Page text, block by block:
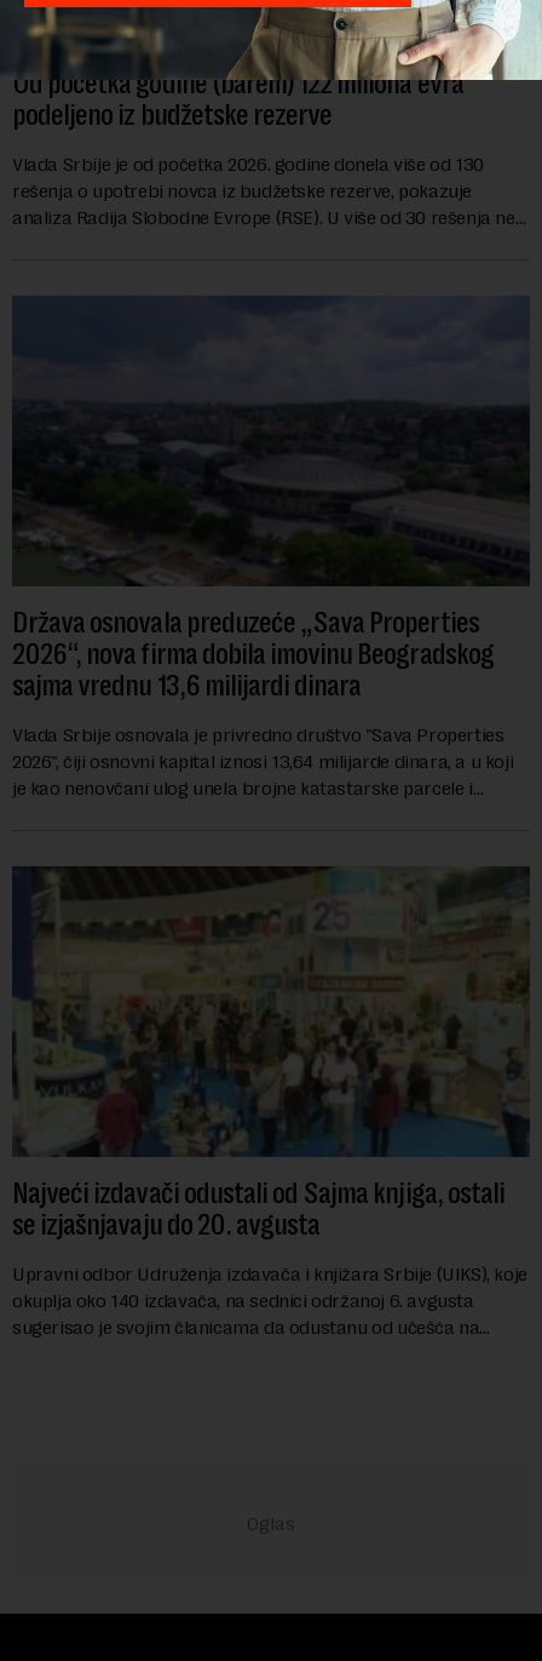
Od početka godine (barem) 122 miliona evra
podeljeno iz budžetske rezerve
Vlada Srbije je od početka 2026. godine donela više od 130
rešenja o upotrebi novca iz budžetske rezerve, pokazuje
analiza Radija Slobodne Evrope (RSE). U više od 30 rešenja ne
Država osnovala preduzeće „Sava Properties
2026“, nova firma dobila imovinu Beogradskog
sajma vrednu 13,6 milijardi dinara
Vlada Srbije osnovala je privredno društvo "Sava Properties
2026", čiji osnovni kapital iznosi 13,64 milijarde dinara, a u koji
je kao nenovčani ulog unela brojne katastarske parcele i
Najveći izdavači odustali od Sajma knjiga, ostali
se izjašnjavaju do 20. avgusta
Upravni odbor Udruženja izdavača i knjižara Srbije (UIKS), koje
okuplja oko 140 izdavača, na sednici održanoj 6. avgusta
sugerisao je svojim članicama da odustanu od učešća na